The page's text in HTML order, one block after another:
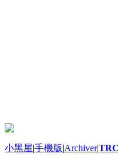
小黑屋|手機版|Archiver|